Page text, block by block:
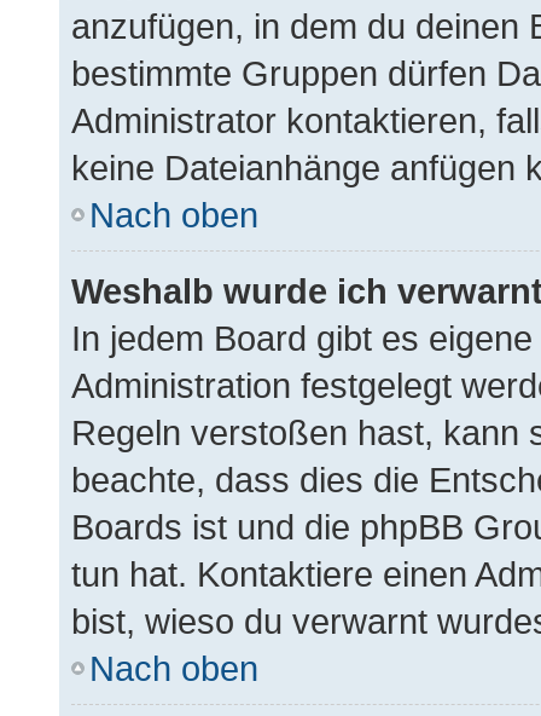
anzufügen, in dem du deinen
bestimmte Gruppen dürfen
Administrator kontaktieren,
keine Dateianhänge anfügen
Nach oben
Weshalb wurde ich
In jedem Board gibt es
Administration festgelegt
Regeln verstoßen hast, kann
beachte, dass dies die
Boards ist und die phpBB
tun hat. Kontaktiere einen
bist, wieso du verwarnt
Nach oben